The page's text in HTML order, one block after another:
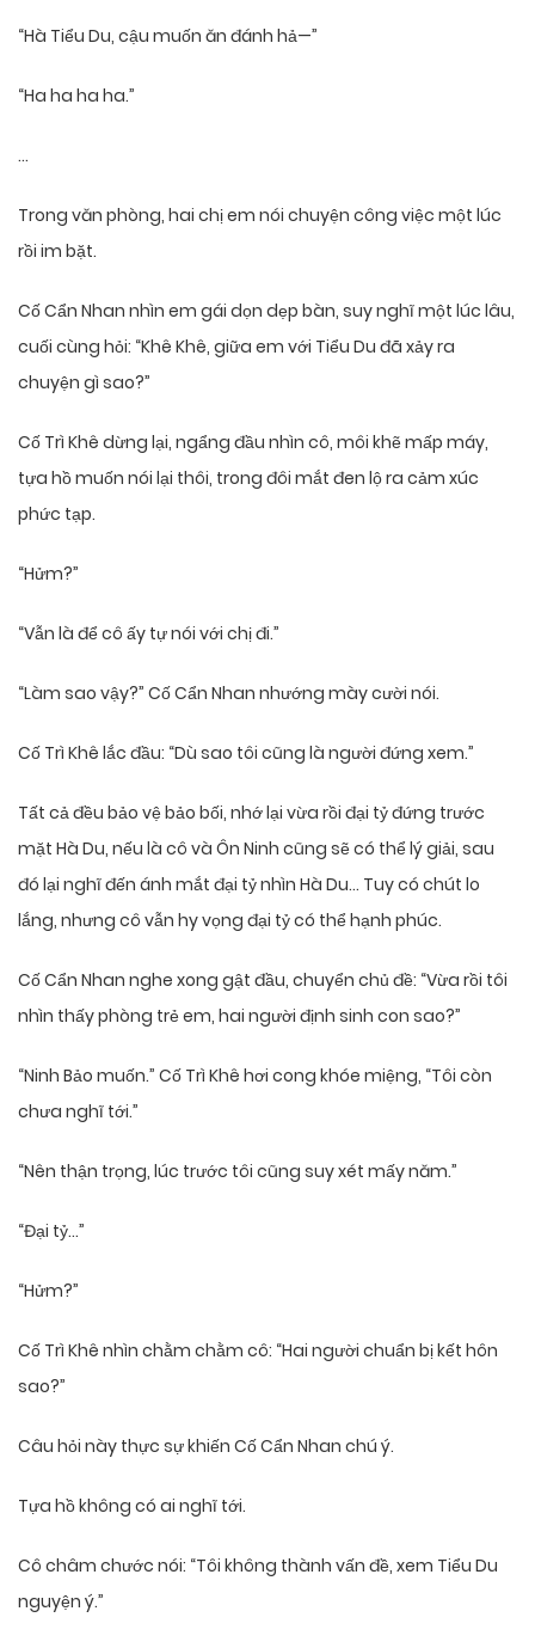
“Hà Tiểu Du, cậu muốn ăn đánh hả—”
“Ha ha ha ha.”
…
Trong văn phòng, hai chị em nói chuyện công việc một lúc
rồi im bặt.
Cố Cẩn Nhan nhìn em gái dọn dẹp bàn, suy nghĩ một lúc lâu,
cuối cùng hỏi: “Khê Khê, giữa em với Tiểu Du đã xảy ra
chuyện gì sao?”
Cố Trì Khê dừng lại, ngẩng đầu nhìn cô, môi khẽ mấp máy,
tựa hồ muốn nói lại thôi, trong đôi mắt đen lộ ra cảm xúc
phức tạp.
“Hửm?”
“Vẫn là để cô ấy tự nói với chị đi.”
“Làm sao vậy?” Cố Cẩn Nhan nhướng mày cười nói.
Cố Trì Khê lắc đầu: “Dù sao tôi cũng là người đứng xem.”
Tất cả đều bảo vệ bảo bối, nhớ lại vừa rồi đại tỷ đứng trước
mặt Hà Du, nếu là cô và Ôn Ninh cũng sẽ có thể lý giải, sau
đó lại nghĩ đến ánh mắt đại tỷ nhìn Hà Du… Tuy có chút lo
lắng, nhưng cô vẫn hy vọng đại tỷ có thể hạnh phúc.
Cố Cẩn Nhan nghe xong gật đầu, chuyển chủ đề: “Vừa rồi tôi
nhìn thấy phòng trẻ em, hai người định sinh con sao?”
“Ninh Bảo muốn.” Cố Trì Khê hơi cong khóe miệng, “Tôi còn
chưa nghĩ tới.”
“Nên thận trọng, lúc trước tôi cũng suy xét mấy năm.”
“Đại tỷ…”
“Hửm?”
Cố Trì Khê nhìn chằm chằm cô: “Hai người chuẩn bị kết hôn
sao?”
Câu hỏi này thực sự khiến Cố Cẩn Nhan chú ý.
Tựa hồ không có ai nghĩ tới.
Cô châm chước nói: “Tôi không thành vấn đề, xem Tiểu Du
nguyện ý.”